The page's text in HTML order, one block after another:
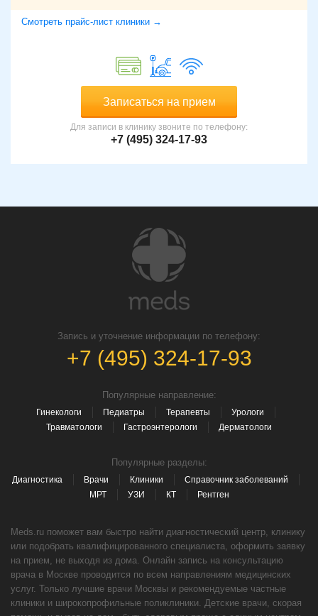
Смотреть прайс-лист клиники →
Записаться на прием
Для записи в клинику звоните по телефону:
+7 (495) 324-17-93
Запись и уточнение информации по телефону:
+7 (495) 324-17-93
Популярные направление:
Гинекологи Педиатры Терапевты
Урологи
Травматологи
Гастроэнтерологи Дерматологи
Популярные разделы:
Диагностика Врачи Клиники
Справочник заболеваний
МРТ
УЗИ КТ Рентген
Meds.ru поможет вам быстро найти диагностический центр, клинику
или подобрать квалифицированного специалиста, оформить заявку
на прием, не выходя из дома. Онлайн запись на консультацию
врача в Москве проводится по всем направлениям медицинских
услуг. Только лучшие врачи Москвы и рекомендуемые частные
клиники и широкопрофильные поликлиники. Детские врачи, скорая